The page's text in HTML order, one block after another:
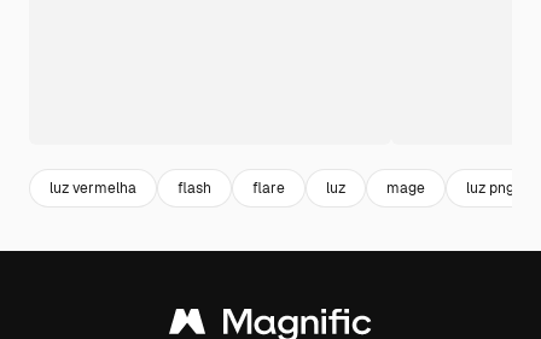
luz vermelha flash flare luz mage luz png